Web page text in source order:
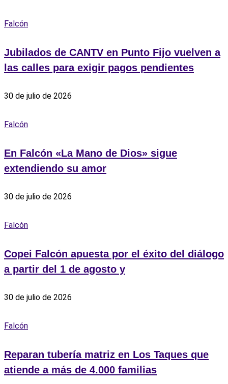
Falcón
Jubilados de CANTV en Punto Fijo vuelven a
las calles para exigir pagos pendientes
30 de julio de 2026
Falcón
En Falcón «La Mano de Dios» sigue
extendiendo su amor
30 de julio de 2026
Falcón
Copei Falcón apuesta por el éxito del diálogo
a partir del 1 de agosto y
30 de julio de 2026
Falcón
Reparan tubería matriz en Los Taques que
atiende a más de 4.000 familias